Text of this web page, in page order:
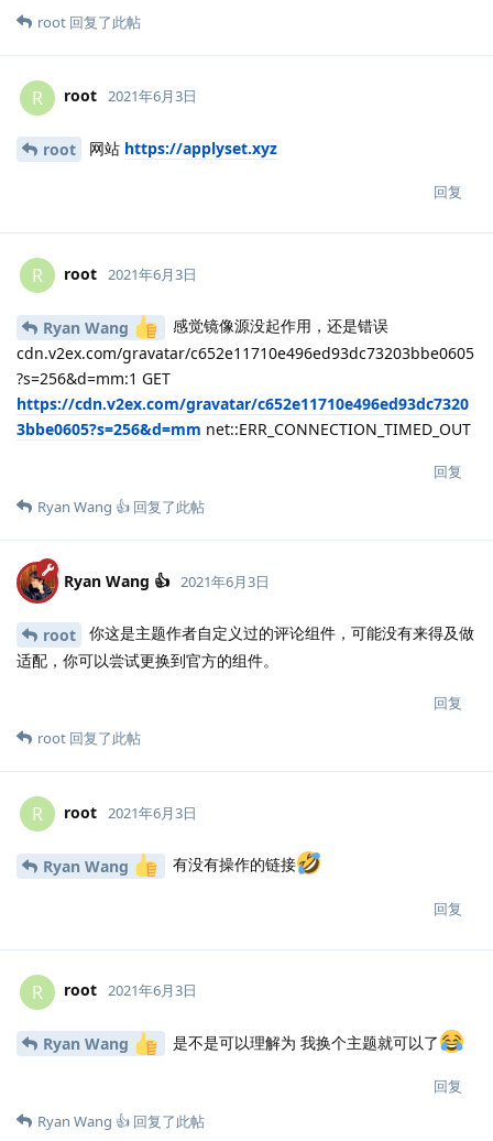
root 回复了此帖
R root 2021年6月3日
root 网站 https://applyset.xyz
回复
R root 2021年6月3日
Ryan Wang
感觉镜像源没起作用，还是错误
cdn.v2ex.com/gravatar/c652e11710e496ed93dc73203bbe0605
?s=256&d=mm:1 GET
https://cdn.v2ex.com/gravatar/c652e11710e496ed93dc7320
3bbe0605?s=256&d=mm net::ERR_CONNECTION_TIMED_OUT
回复
Ryan Wang 👍 回复了此帖
Ryan Wang 👍 2021年6月3日
root
你这是主题作者自定义过的评论组件，可能没有来得及做
适配，你可以尝试更换到官方的组件。
回复
root 回复了此帖
R root 2021年6月3日
Ryan Wang 有没有操作的链接
回复
R root 2021年6月3日
Ryan Wang 是不是可以理解为 我换个主题就可以了
回复
Ryan Wang 👍 回复了此帖